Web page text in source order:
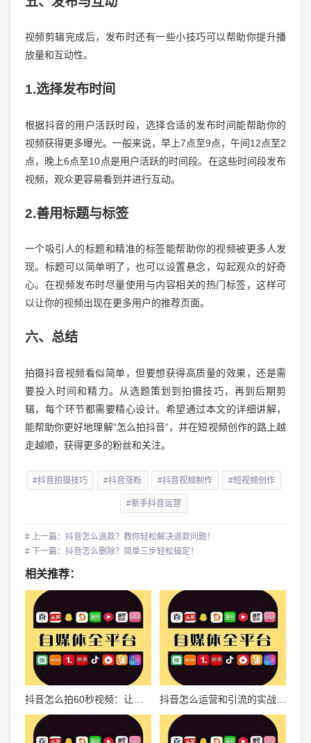
视频剪辑完成后，发布时还有一些小技巧可以帮助你提升播
放量和互动性。
1.选择发布时间
根据抖音的用户活跃时段，选择合适的发布时间能帮助你的
视频获得更多曝光。一般来说，早上7点至9点，午间12点至2
点，晚上6点至10点是用户活跃的时间段。在这些时间段发布
视频，观众更容易看到并进行互动。
2.善用标题与标签
一个吸引人的标题和精准的标签能帮助你的视频被更多人发
现。标题可以简单明了，也可以设置悬念，勾起观众的好奇
心。在视频发布时尽量使用与内容相关的热门标签，这样可
以让你的视频出现在更多用户的推荐页面。
六、总结
拍摄抖音视频看似简单，但要想获得高质量的效果，还是需
要投入时间和精力。从选题策划到拍摄技巧，再到后期剪
辑，每个环节都需要精心设计。希望通过本文的详细讲解，
能帮助你更好地理解“怎么拍抖音”，并在短视频创作的路上越
走越顺，获得更多的粉丝和关注。
#抖音拍摄技巧 #抖音涨粉 #抖音视频制作 #短视频创作
#新手抖音运营
# 上一篇：抖音怎么退款？教你轻松解决退款问题！
# 下一篇：抖音怎么删除？简单三步轻松搞定！
相关推荐：
抖音怎么运营和引流的实战攻略